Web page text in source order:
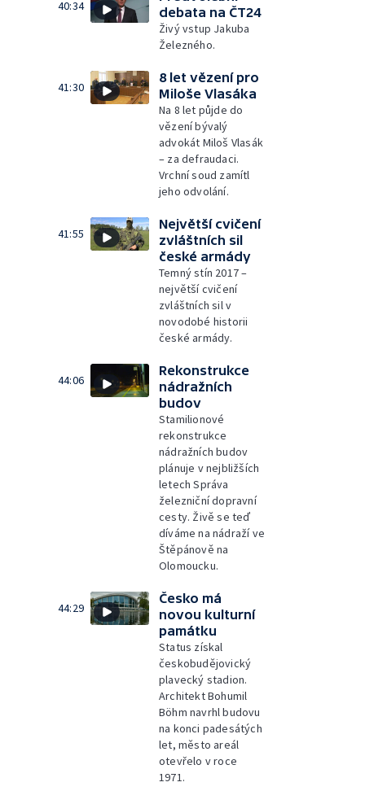
40:34
debata na ČT24
Živý vstup Jakuba
Železného.
41:30
8 let vězení pro
Miloše Vlasáka
Na 8 let půjde do
vězení bývalý
advokát Miloš Vlasák
– za defraudaci.
Vrchní soud zamítl
jeho odvolání.
41:55
Největší cvičení
zvláštních sil
české armády
Temný stín 2017 –
největší cvičení
zvláštních sil v
novodobé historii
české armády.
44:06
Rekonstrukce
nádražních
budov
Stamilionové
rekonstrukce
nádražních budov
plánuje v nejbližších
letech Správa
železniční dopravní
cesty. Živě se teď
díváme na nádraží ve
Štěpánově na
Olomoucku.
44:29
Česko má
novou kulturní
památku
Status získal
českobudějovický
plavecký stadion.
Architekt Bohumil
Böhm navrhl budovu
na konci padesátých
let, město areál
otevřelo v roce
1971.